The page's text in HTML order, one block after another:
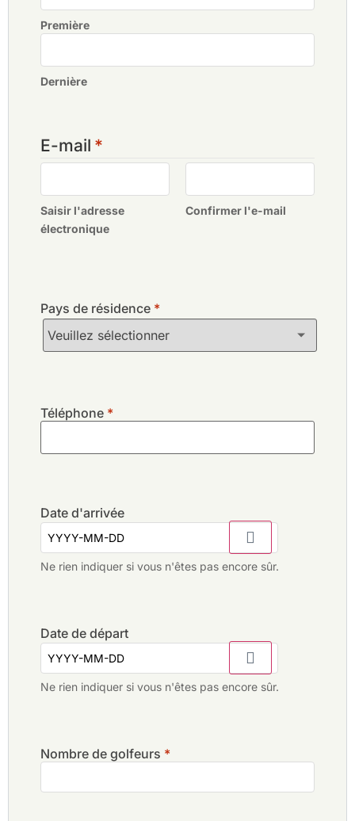
Le Royal Chiang Mai Golf Club & Resort
Première
Dernière
E-mail *
Saisir l'adresse
électronique
Confirmer l'e-mail
Pays de résidence *
Téléphone *
Date d'arrivée
Ne rien indiquer si vous n'êtes pas encore sûr.
Date de départ
Ne rien indiquer si vous n'êtes pas encore sûr.
Nombre de golfeurs *